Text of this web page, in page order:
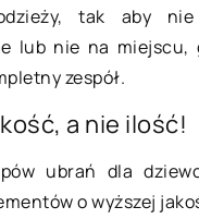
tak aby nie
lub nie na miejscu,
zespół.
a nie ilość!
ubrań dla
o wyższej